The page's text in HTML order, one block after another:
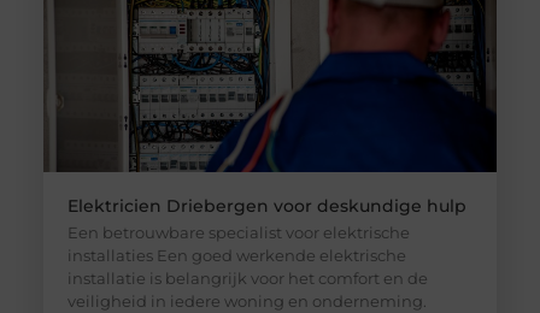
Elektricien Driebergen voor deskundige hulp
Een betrouwbare specialist voor elektrische
installaties Een goed werkende elektrische
installatie is belangrijk voor het comfort en de
veiligheid in iedere woning en onderneming.